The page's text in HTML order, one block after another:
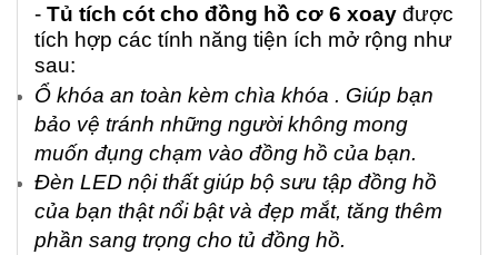
- Tủ tích cót cho đồng hồ cơ 6 xoay được
tích hợp các tính năng tiện ích mở rộng như
sau:
Ổ khóa an toàn kèm chìa khóa . Giúp bạn
bảo vệ tránh những người không mong
muốn đụng chạm vào đồng hồ của bạn.
Đèn LED nội thất giúp bộ sưu tập đồng hồ
của bạn thật nổi bật và đẹp mắt, tăng thêm
phần sang trọng cho tủ đồng hồ.